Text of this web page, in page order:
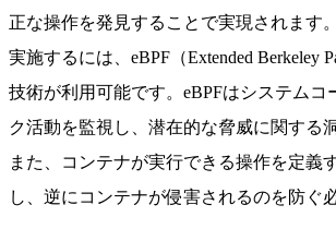
正な操作を発見することで実現されます
実施するには、eBPF（Extended Berkeley
技術が利用可能です。eBPFはシステムコ
ク活動を監視し、潜在的な脅威に関する
また、コンテナが実行できる操作を定義
し、逆にコンテナが侵害されるのを防ぐ